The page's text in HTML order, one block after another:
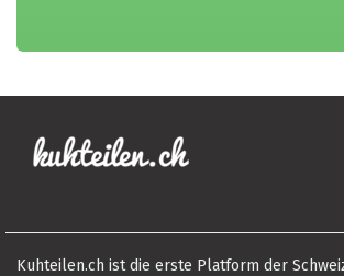
Kuhteilen.ch ist die erste Platform der